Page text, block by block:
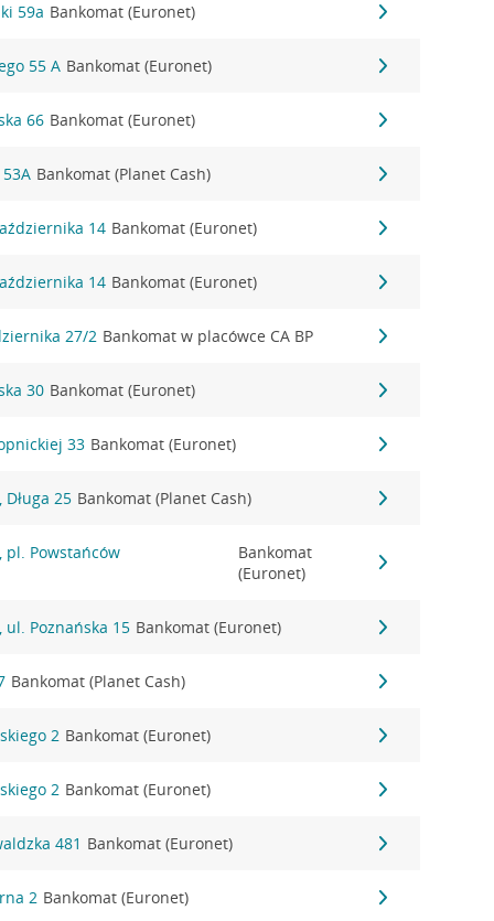
59a Bankomat (Euronet)
55 A Bankomat (Euronet)
66 Bankomat (Euronet)
Bankomat (Planet Cash)
14 Bankomat (Euronet)
14 Bankomat (Euronet)
27/2 Bankomat w placówce CA BP
30 Bankomat (Euronet)
33 Bankomat (Euronet)
25 Bankomat (Planet Cash)
pl. Powstańców
Bankomat
(Euronet)
Poznańska 15 Bankomat (Euronet)
Bankomat (Planet Cash)
2 Bankomat (Euronet)
2 Bankomat (Euronet)
481 Bankomat (Euronet)
2 Bankomat (Euronet)